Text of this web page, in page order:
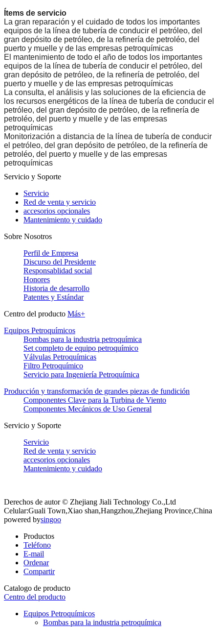
Ítems de servicio
La gran reparación y el cuidado de todos los importantes
equipos de la línea de tubería de conducir el petróleo, del
gran depósito de petróleo, de la refinería de petroléo, del
puerto y muelle y de las empresas petroquímicas
El mantenimiento de todo el año de todos los importantes
equipos de la línea de tubería de conducir el petróleo, del
gran depósito de petróleo, de la refinería de petroléo, del
puerto y muelle y de las empresas petroquímicas
La consulta, el análisis y las soluciones de la eficiencia de
los recursos energéticos de la línea de tubería de conducir el
petróleo, del gran depósito de petróleo, de la refinería de
petroléo, del puerto y muelle y de las empresas
petroquímicas
Monitorización a distancia de la línea de tubería de conducir
el petróleo, del gran depósito de petróleo, de la refinería de
petroléo, del puerto y muelle y de las empresas
petroquímicas
Servicio y Soporte
Servicio
Red de venta y servicio
accesorios opcionales
Mantenimiento y cuidado
Sobre Nosotros
Perfil de Empresa
Discurso del Presidente
Responsablidad social
Honores
Historia de desarrollo
Patentes y Estándar
Centro del producto Más+
Equipos Petroquímicos
Bombas para la industria petroquímica
Set completo de equipo petroquímico
Válvulas Petroquímicas
Filtro Petroquímico
Servicio para Ingeniería Petroquímica
Producción y transformación de grandes piezas de fundición
Componentes Clave para la Turbina de Viento
Componentes Mecánicos de Uso General
Servicio y Soporte
Servicio
Red de venta y servicio
accesorios opcionales
Mantenimiento y cuidado
Derechos de autor © Zhejiang Jiali Technology Co.,Ltd
Celular:Guali Town,Xiao shan,Hangzhou,Zhejiang Province,China
powered bysingoo
Productos
Teléfono
E-mail
Ordenar
Compartir
Catalogo de producto
Centro del producto
Equipos Petroquímicos
Bombas para la industria petroquímica